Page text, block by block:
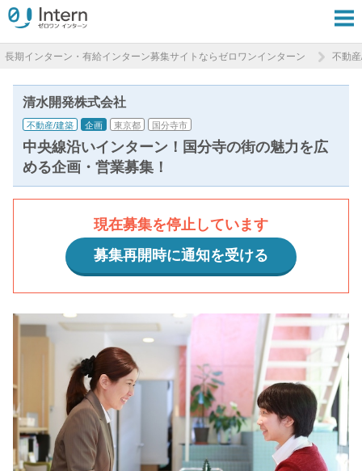
長期インターン・有給インターン募集サイトならゼロワンインターン 不動
清水開発株式会社
不動産/建築 企画 東京都 国分寺市
中央線沿いインターン！国分寺の街の魅力を広
める企画・営業募集！
現在募集を停止しています
募集再開時に通知を受ける